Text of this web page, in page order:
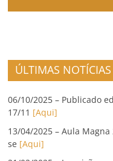
ÚLTIMAS NOTÍCIAS
06/10/2025 – Publicado
17/11 [Aqui]
13/04/2025 – Aula
se [Aqui]